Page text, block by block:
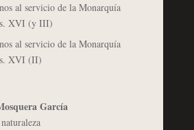
al servicio de la Monarquía
s. XVI (y III)
al servicio de la Monarquía
s. XVI (II)
García